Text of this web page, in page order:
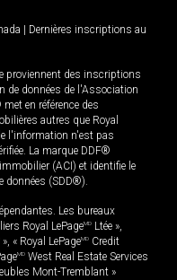
Dernières inscriptions au
proviennent des inscriptions
de données de l'Association
en référence des
autres que Royal
l'information n'est pas
La marque DDF®
(ACI) et identifie le
données (SDD®).
Les bureaux
Royal LePageMD Ltée »,
», « Royal LePageMD Credit
MD West Real Estate Services
Mont-Tremblant »